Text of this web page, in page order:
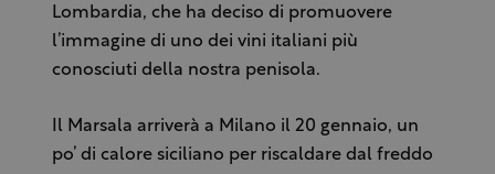
Lombardia, che ha deciso di promuovere
l’immagine di uno dei vini italiani più
conosciuti della nostra penisola.
Il Marsala arriverà a Milano il 20 gennaio, un
po’ di calore siciliano per riscaldare dal freddo